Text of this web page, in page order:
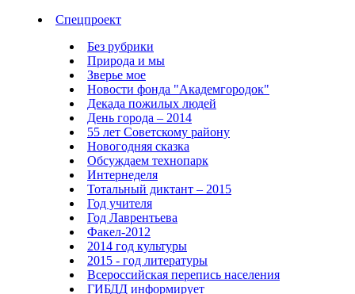
Спецпроект
Без рубрики
Природа и мы
Зверье мое
Новости фонда "Академгородок"
Декада пожилых людей
День города – 2014
55 лет Советскому району
Новогодняя сказка
Обсуждаем технопарк
Интернеделя
Тотальный диктант – 2015
Год учителя
Год Лаврентьева
Факел-2012
2014 год культуры
2015 - год литературы
Всероссийская перепись населения
ГИБДД информирует